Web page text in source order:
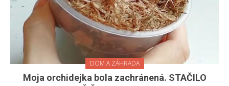
DOM A ZÁHRADA
Moja orchidejka bola zachránená. STAČILO